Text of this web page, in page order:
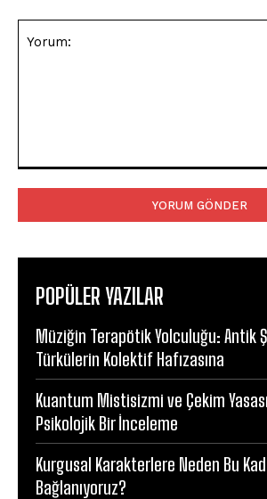
POPÜLER YAZILAR
Müziğin Terapötik Yolculuğu: Antik
Türkülerin Kolektif Hafızasına
Kuantum Mistisizmi ve Çekim
Psikolojik Bir İnceleme
Kurgusal Karakterlere Neden Bu
Bağlanıyoruz?